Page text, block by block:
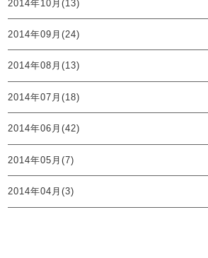
2014年10月(13)
2014年09月(24)
2014年08月(13)
2014年07月(18)
2014年06月(42)
2014年05月(7)
2014年04月(3)